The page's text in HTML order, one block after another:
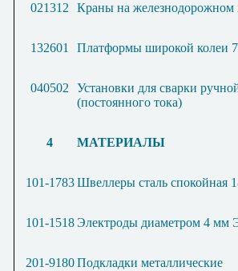
021312 Краны на железнодорожном
132601 Платформы широкой колеи
040502 Установки для сварки
(постоянного тока)
4 МАТЕРИАЛЫ
101-1783 Швеллеры сталь спокойная
101-1518 Электроды диаметром 4 мм
201-9180 Подкладки металлические